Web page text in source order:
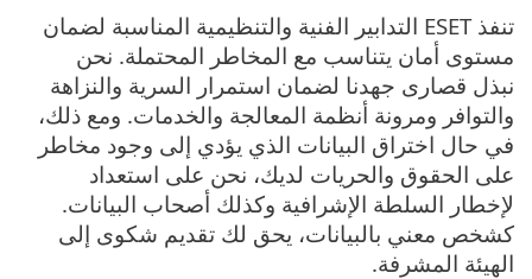
تنفذ ESET التدابير الفنية والتنظيمية المناسبة لضمان
مستوى أمان يتناسب مع المخاطر المحتملة. نحن
نبذل قصارى جهدنا لضمان استمرار السرية والنزاهة
والتوافر ومرونة أنظمة المعالجة والخدمات. ومع ذلك،
في حال اختراق البيانات الذي يؤدي إلى وجود مخاطر
على الحقوق والحريات لديك، نحن على استعداد
لإخطار السلطة الإشرافية وكذلك أصحاب البيانات.
كشخص معني بالبيانات، يحق لك تقديم شكوى إلى
الهيئة المشرفة.